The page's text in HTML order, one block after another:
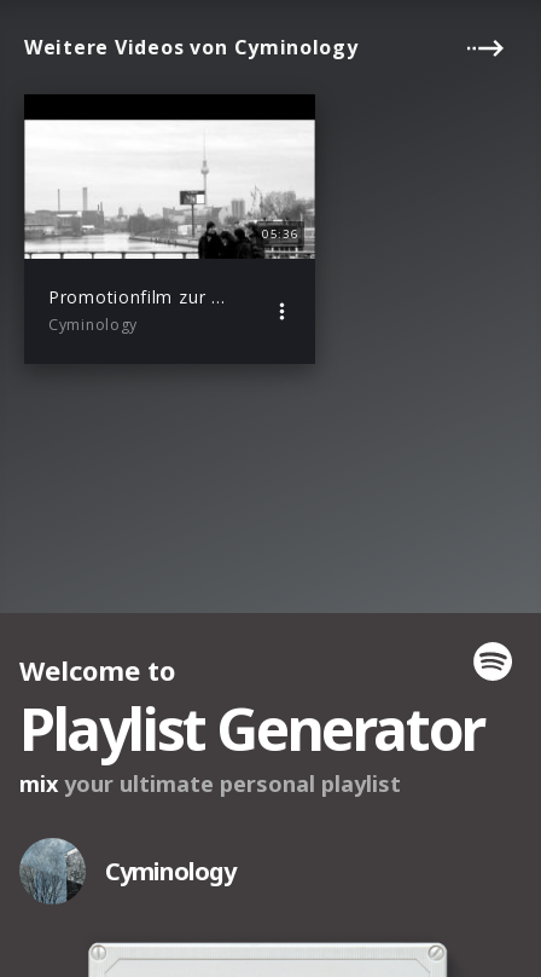
Weitere Videos von Cyminology
05:36
Promotionfilm zur Veröffentlichung des Cyminology-Albums „As Ney“ 2009.
Cyminology